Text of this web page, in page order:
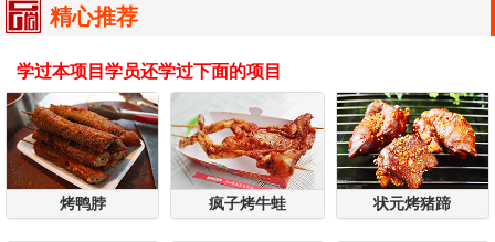
精心推荐
学过本项目学员还学过下面的项目
烤鸭脖 疯子烤牛蛙 状元烤猪蹄